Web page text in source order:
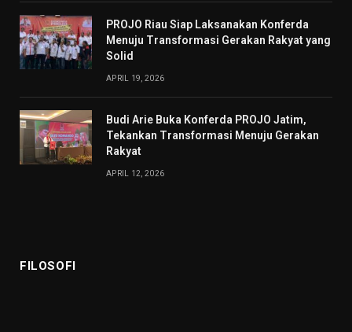
PROJO Riau Siap Laksanakan Konferda
Menuju Transformasi Gerakan Rakyat yang
Solid
APRIL 19, 2026
Budi Arie Buka Konferda PROJO Jatim,
Tekankan Transformasi Menuju Gerakan
Rakyat
APRIL 12, 2026
FILOSOFI